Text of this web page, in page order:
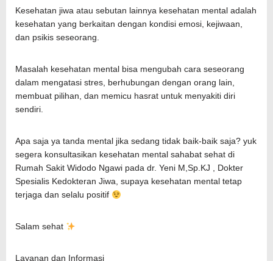
Kesehatan jiwa atau sebutan lainnya kesehatan mental adalah
kesehatan yang berkaitan dengan kondisi emosi, kejiwaan,
dan psikis seseorang.
Masalah kesehatan mental bisa mengubah cara seseorang
dalam mengatasi stres, berhubungan dengan orang lain,
membuat pilihan, dan memicu hasrat untuk menyakiti diri
sendiri.
Apa saja ya tanda mental jika sedang tidak baik-baik saja? yuk
segera konsultasikan kesehatan mental sahabat sehat di
Rumah Sakit Widodo Ngawi pada dr. Yeni M,Sp.KJ , Dokter
Spesialis Kedokteran Jiwa, supaya kesehatan mental tetap
terjaga dan selalu positif
Salam sehat
Layanan dan Informasi